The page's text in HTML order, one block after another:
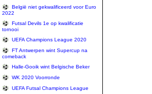
België niet gekwalificeerd voor Euro
2022
Futsal Devils 1e op kwalificatie
tornooi
UEFA Champions League 2020
FT Antwerpen wint Supercup na
comeback
Halle-Gooik wint Belgische Beker
WK 2020 Voorronde
UEFA Futsal Champions League